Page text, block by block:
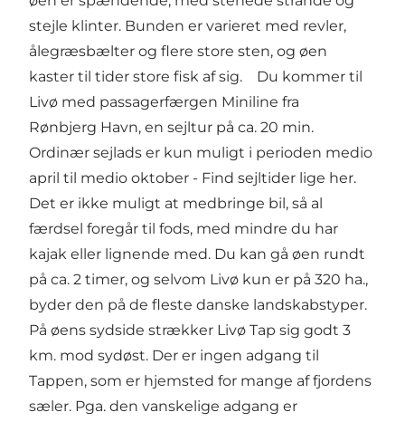
stejle klinter. Bunden er varieret med revler,
ålegræsbælter og flere store sten, og øen
kaster til tider store fisk af sig. Du kommer til
Livø med passagerfærgen Miniline fra
Rønbjerg Havn, en sejltur på ca. 20 min.
Ordinær sejlads er kun muligt i perioden medio
april til medio oktober - Find sejltider lige her.
Det er ikke muligt at medbringe bil, så al
færdsel foregår til fods, med mindre du har
kajak eller lignende med. Du kan gå øen rundt
på ca. 2 timer, og selvom Livø kun er på 320 ha.,
byder den på de fleste danske landskabstyper.
På øens sydside strækker Livø Tap sig godt 3
km. mod sydøst. Der er ingen adgang til
Tappen, som er hjemsted for mange af fjordens
sæler. Pga. den vanskelige adgang er